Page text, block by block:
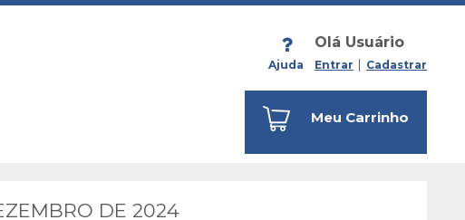
Ajuda
Olá Usuário
Entrar Cadastrar
Meu Carrinho
DE 2024